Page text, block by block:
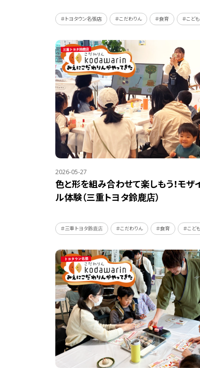
＃トヨタウン名張店 ＃こだわりん ＃食育 ＃こども
2026-05-27
色と形を組み合わせて楽しもう！モザ
ル体験（三重トヨタ鈴鹿店）
＃三重トヨタ鈴鹿店 ＃こだわりん ＃食育 ＃こども